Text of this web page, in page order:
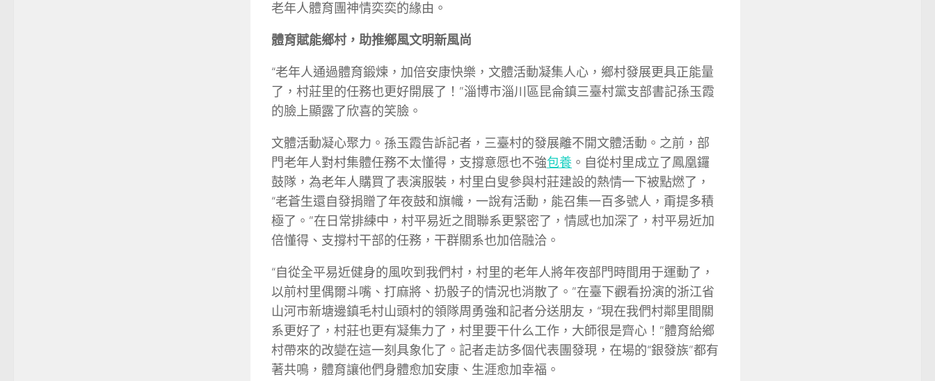
老年人體育團神情奕奕的緣由。
體育賦能鄉村，助推鄉風文明新風尚
“老年人通過體育鍛煉，加倍安康快樂，文體活動凝集人心，鄉村發展更具正能量
了，村莊里的任務也更好開展了！”淄博市淄川區昆侖鎮三臺村黨支部書記孫玉霞
的臉上顯露了欣喜的笑臉。
文體活動凝心聚力。孫玉霞告訴記者，三臺村的發展離不開文體活動。之前，部
門老年人對村集體任務不太懂得，支撐意愿也不強包養 。自從村里成立了鳳凰鑼
鼓隊，為老年人購買了表演服裝，村里白叟參與村莊建設的熱情一下被點燃了，
“老蒼生還自發捐贈了年夜鼓和旗幟，一說有活動，能召集一百多號人，甭提多積
極了。”在日常排練中，村平易近之間聯系更緊密了，情感也加深了，村平易近加
倍懂得、支撐村干部的任務，干群關系也加倍融洽。
“自從全平易近健身的風吹到我們村，村里的老年人將年夜部門時間用于運動了，
以前村里偶爾斗嘴、打麻將、扔骰子的情況也消散了。”在臺下觀看扮演的浙江省
山河市新塘邊鎮毛村山頭村的領隊周勇強和記者分送朋友，“現在我們村鄰里間關
系更好了，村莊也更有凝集力了，村里要干什么工作，大師很是齊心！”體育給鄉
村帶來的改變在這一刻具象化了。記者走訪多個代表團發現，在場的“銀發族”都有
著共鳴，體育讓他們身體愈加安康、生涯愈加幸福。